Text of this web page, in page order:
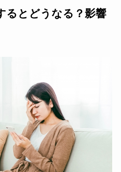
るとどうなる？影響